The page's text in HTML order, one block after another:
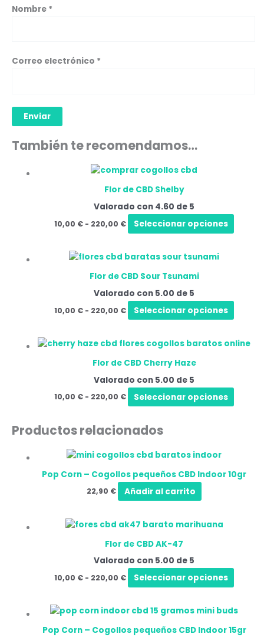
Nombre *
Correo electrónico *
También te recomendamos…
Flor de CBD Shelby
Valorado con 4.60 de 5
10,00 € - 220,00 €
Rango
precios:
10,00 €
hasta
220,00 €
Seleccionar opciones
Las
en
de
Flor de CBD Sour Tsunami
Valorado con 5.00 de 5
10,00 € - 220,00 €
Rango
precios:
10,00 €
hasta
220,00 €
Seleccionar opciones
Las
se
en
Flor de CBD Cherry Haze
Valorado con 5.00 de 5
10,00 € - 220,00 €
Rango
precios:
10,00 €
hasta
220,00 €
Seleccionar opciones
Este
Las
en
Productos relacionados
Pop Corn – Cogollos pequeños CBD Indoor 10gr
22,90 € Añadir al carrito
Flor de CBD AK-47
Valorado con 5.00 de 5
10,00 € - 220,00 €
Rango
precios:
10,00 €
hasta
220,00 €
Seleccionar opciones
Las
se
Pop Corn – Cogollos pequeños CBD Indoor 15gr